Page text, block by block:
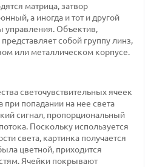
матрица, затвор
а иногда и тот и другой
управления. Объектив,
собой группу линз,
или металлическом корпусе.
светочувствительных ячеек
попадании на нее света
сигнал, пропорциональный
Поскольку используется
света, картинка получается
цветной, приходится
Ячейки покрывают